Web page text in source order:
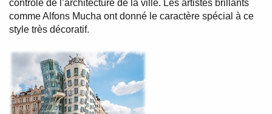
contrôle de l’architecture de la ville. Les artistes brillants
comme Alfons Mucha ont donné le caractère spécial à ce
style très décoratif.